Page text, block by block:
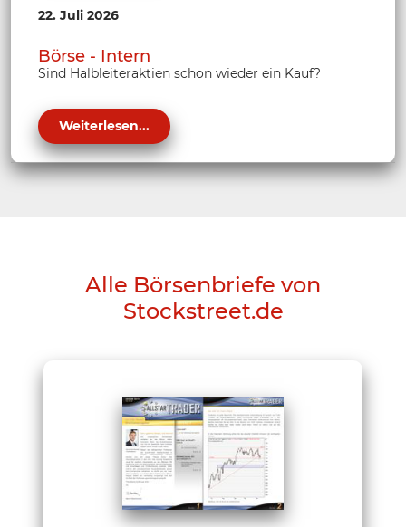
22. Juli 2026
Börse - Intern
Sind Halbleiteraktien schon wieder ein Kauf?
Weiterlesen...
Alle Börsenbriefe von
Stockstreet.de